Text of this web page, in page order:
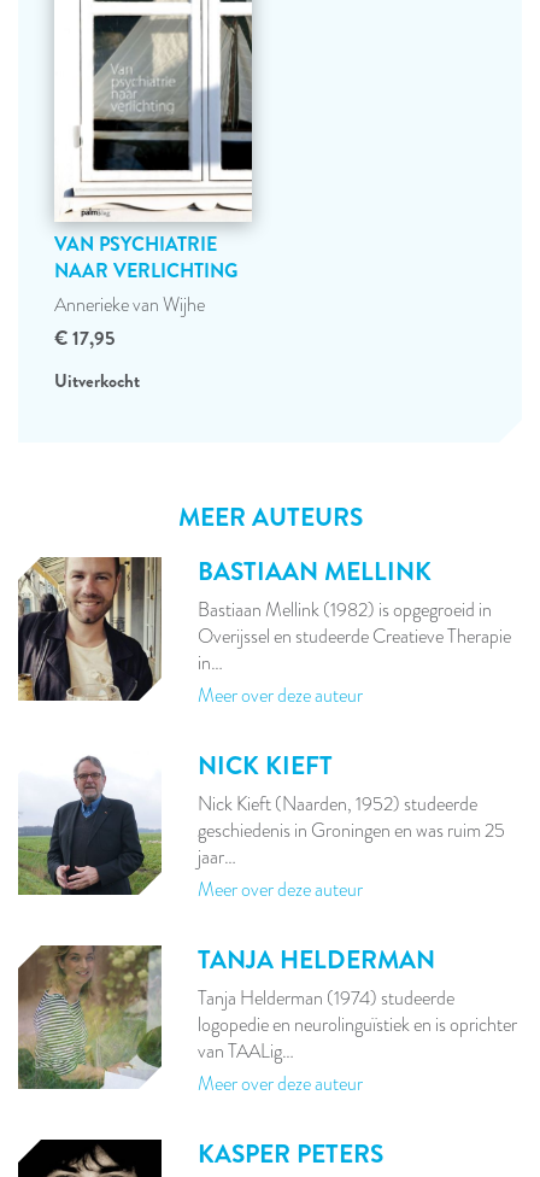
VAN PSYCHIATRIE
NAAR VERLICHTING
Annerieke van Wijhe
€ 17,95
Uitverkocht
MEER AUTEURS
BASTIAAN MELLINK
Bastiaan Mellink (1982) is opgegroeid in
Overijssel en studeerde Creatieve Therapie
in…
Meer over deze auteur
NICK KIEFT
Nick Kieft (Naarden, 1952) studeerde
geschiedenis in Groningen en was ruim 25
jaar…
Meer over deze auteur
TANJA HELDERMAN
Tanja Helderman (1974) studeerde
logopedie en neurolinguïstiek en is oprichter
van TAALig…
Meer over deze auteur
KASPER PETERS